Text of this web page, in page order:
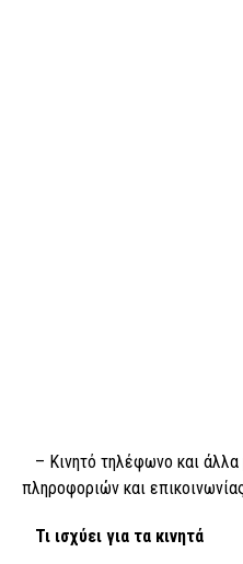
– Κινητό τηλέφωνο και
πληροφοριών και
Τι ισχύει για τα κινητά